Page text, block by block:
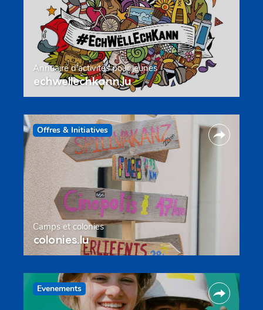
Annuaire d’activités pour jeunes
echwellechkann.lu
Offres & Initiatives
Camps et colonies
colonies.lu
Evenements